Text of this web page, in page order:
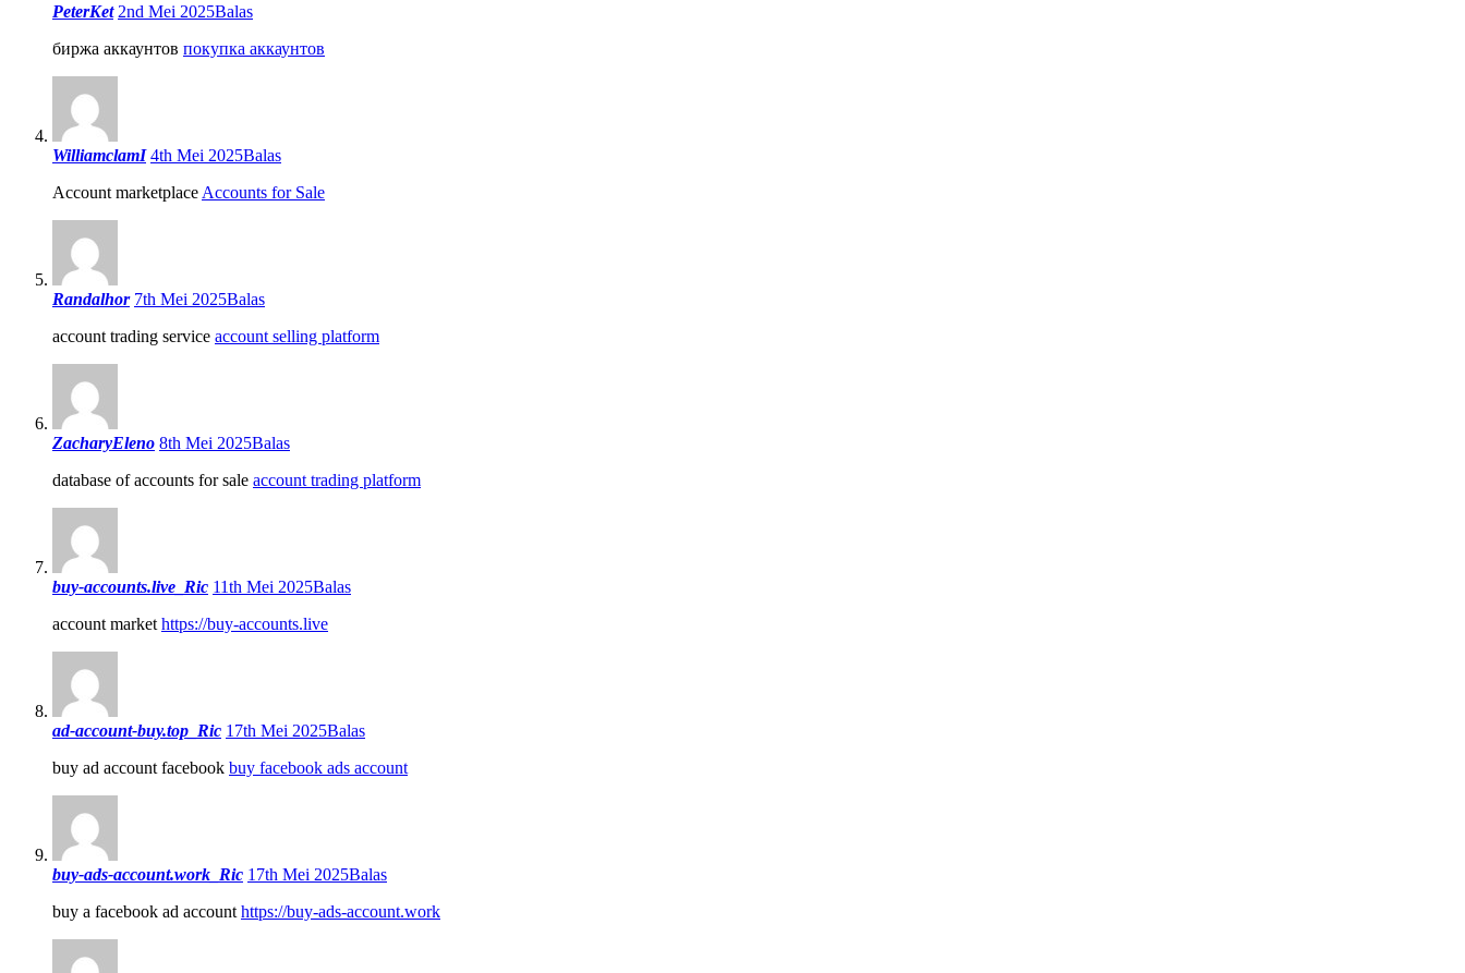
PeterKet 2nd Mei 2025Balas
биржа аккаунтов покупка аккаунтов
WilliamclamI 4th Mei 2025Balas
Account marketplace Accounts for Sale
Randalhor 7th Mei 2025Balas
account trading service account selling platform
ZacharyEleno 8th Mei 2025Balas
database of accounts for sale account trading platform
buy-accounts.live_Ric 11th Mei 2025Balas
account market https://buy-accounts.live
ad-account-buy.top_Ric 17th Mei 2025Balas
buy ad account facebook buy facebook ads account
buy-ads-account.work_Ric 17th Mei 2025Balas
buy a facebook ad account https://buy-ads-account.work